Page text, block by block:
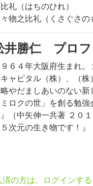
礼（はちのひれ）
物之比礼（くさぐさの
井勝仁 プロフ
９６４年大阪府生まれ
ャピタル（株）、（
やだましあいのない
ミロクの世」を創る勉
（中矢伸一共著 ２０
次元の生き物です！
済の方は、ログインす